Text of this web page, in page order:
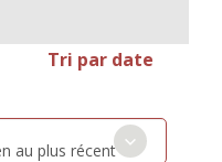
Tri par date
au plus récent